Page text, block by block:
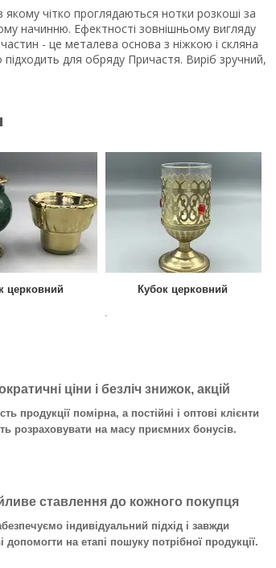
чітко проглядаються нотки розкоші за
начинню. Ефектності зовнішньому вигляду
- це металева основа з ніжкою і скляна
для обряду Причастя. Виріб зручний,
церковний
Кубок церковний
ціни і безліч знижок, акцій
продукції помірна, а постійні і оптові клієнти
розраховувати на масу приємних бонусів.
ставлення до кожного покупця
індивідуальний підхід і завжди
допомогти на етапі пошуку потрібної продукції.